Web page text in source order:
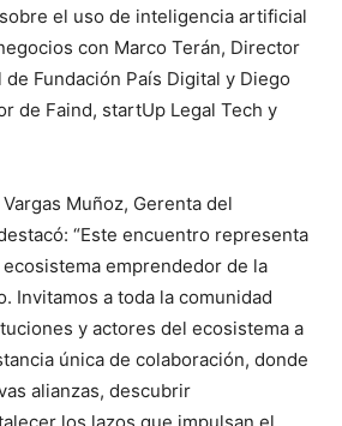
el uso de inteligencia artificial
con Marco Terán, Director
Fundación País Digital y Diego
de Faind, startUp Legal Tech y
Muñoz, Gerenta del
“Este encuentro representa
emprendedor de la
Invitamos a toda la comunidad
y actores del ecosistema a
única de colaboración, donde
alianzas, descubrir